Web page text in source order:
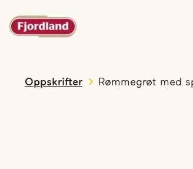
Oppskrifter Rømmegrøt med